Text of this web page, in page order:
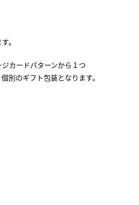
。
カードパターンから１つ
別のギフト包装となります。